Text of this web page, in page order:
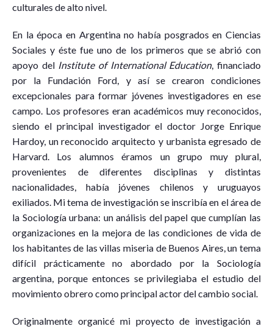
culturales de alto nivel.
En la época en Argentina no había posgrados en Ciencias
Sociales y éste fue uno de los primeros que se abrió con
apoyo del Institute of International Education, financiado
por la Fundación Ford, y así se crearon condiciones
excepcionales para formar jóvenes investigadores en ese
campo. Los profesores eran académicos muy reconocidos,
siendo el principal investigador el doctor Jorge Enrique
Hardoy, un reconocido arquitecto y urbanista egresado de
Harvard. Los alumnos éramos un grupo muy plural,
provenientes de diferentes disciplinas y distintas
nacionalidades, había jóvenes chilenos y uruguayos
exiliados. Mi tema de investigación se inscribía en el área de
la Sociología urbana: un análisis del papel que cumplían las
organizaciones en la mejora de las condiciones de vida de
los habitantes de las villas miseria de Buenos Aires, un tema
difícil prácticamente no abordado por la Sociología
argentina, porque entonces se privilegiaba el estudio del
movimiento obrero como principal actor del cambio social.
Originalmente organicé mi proyecto de investigación a